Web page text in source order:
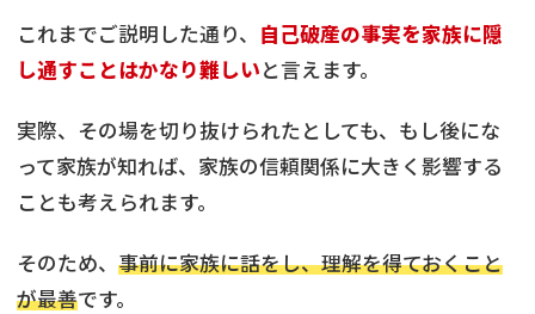
これまでご説明した通り、 自己破産の事実を家族に隠
し通すことはかなり難しいと言えます。
実際、その場を切り抜けられたとしても、もし後にな
って家族が知れば、家族の信頼関係に大きく影響する
ことも考えられます。
そのため、 事前に家族に話をし、理解を得ておくこと
が最善です。